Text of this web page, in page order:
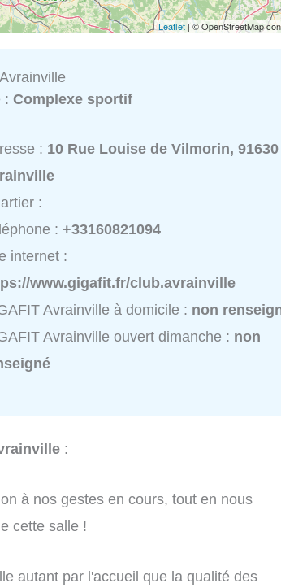
Leaflet | © OpenStreetMap
:Complexe sportif
: 10 Rue Louise de Vilmorin, 91630
:
:+33160821094
internet :
www.gigafit.fr/club.avrainville
Avrainville à domicile : non
Avrainville ouvert dimanche : non
:
à nos gestes en cours, tout en nous
cette salle !
autant par l'accueil que la qualité des